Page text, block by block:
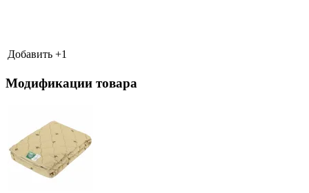
Добавить +1
Модификации товара